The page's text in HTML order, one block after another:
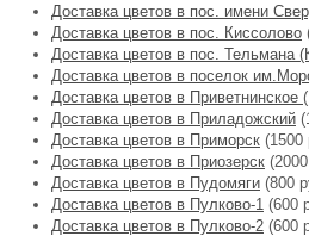
Доставка цветов в пос. имени
Доставка цветов в пос. Киссолово
Доставка цветов в пос. Тельмана
Доставка цветов в поселок
Доставка цветов в Приветнинское
Доставка цветов в Приладожский
Доставка цветов в Приморск (1500
Доставка цветов в Приозерск
Доставка цветов в Пудомяги (800
Доставка цветов в Пулково-1 (600
Доставка цветов в Пулково-2 (600